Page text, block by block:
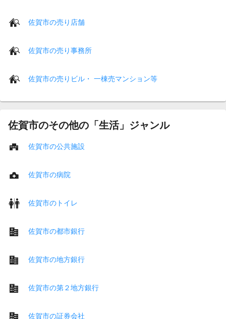
佐賀市の売り店舗
佐賀市の売り事務所
佐賀市の売りビル・ 一棟売マンション等
佐賀市のその他の「生活」ジャンル
佐賀市の公共施設
佐賀市の病院
佐賀市のトイレ
佐賀市の都市銀行
佐賀市の地方銀行
佐賀市の第２地方銀行
佐賀市の証券会社